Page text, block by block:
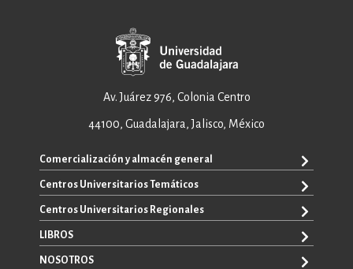
Av. Juárez 976, Colonia Centro
44100, Guadalajara, Jalisco, México
Comercialización y almacén general
+52 33 3640 6326
+52 33 3640 4595
ventas@editorial.udg.mx
WhatsApp: +52 33 1433 6869
Centros Universitarios Temáticos
CUAAD
CUCEA
Centros Universitarios Regionales
CUALTOS
CUCHAPALA
LIBROS
TODOS LOS LIBROS
NOSOTROS